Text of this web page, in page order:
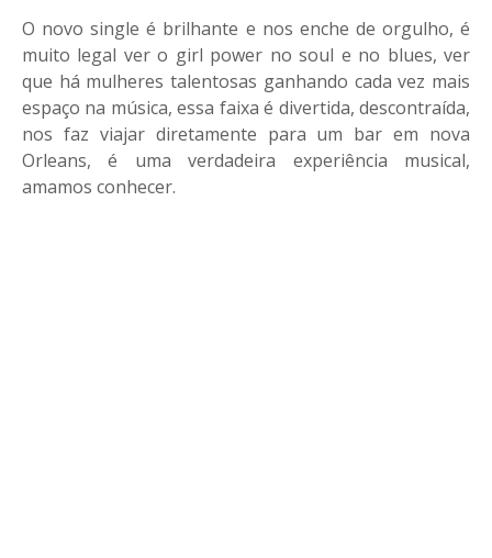
O novo single é brilhante e nos enche de orgulho, é
muito legal ver o girl power no soul e no blues, ver
que há mulheres talentosas ganhando cada vez mais
espaço na música, essa faixa é divertida, descontraída,
nos faz viajar diretamente para um bar em nova
Orleans, é uma verdadeira experiência musical,
amamos conhecer.